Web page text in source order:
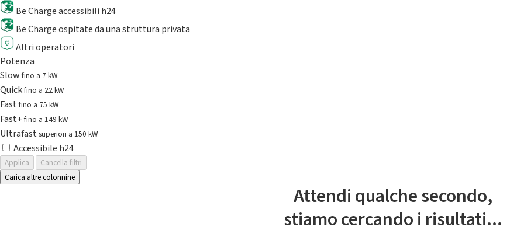
Be Charge accessibili h24
Be Charge ospitate da una struttura privata
Altri operatori
Potenza
Slowfino a 7 kW
Quickfino a 22 kW
Fastfino a 75 kW
Fast+fino a 149 kW
Ultrafast superiori a 150 kW
Accessibile h24
Applica
Cancella filtri
Carica altre colonnine
Attendi qualche secondo,
stiamo cercando i risultati...